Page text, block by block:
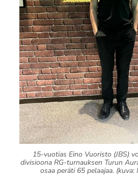
15-vuotias Eino Vuoristo (JBS)
divisioona RG-turnauksen Turun
osaa peräti 65 pelaajaa. (kuva: